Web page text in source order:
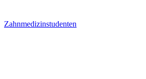
Zahnmedizinstudenten